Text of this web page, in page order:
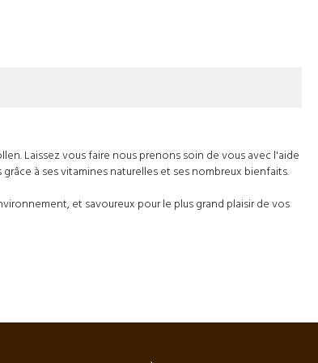
. Laissez vous faire nous prenons soin de vous avec l'aide
à ses vitamines naturelles et ses nombreux bienfaits.
et savoureux pour le plus grand plaisir de vos